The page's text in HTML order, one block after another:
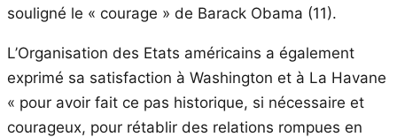
souligné le « courage » de Barack Obama (11).
L’Organisation des Etats américains a également
exprimé sa satisfaction à Washington et à La Havane
« pour avoir fait ce pas historique, si nécessaire et
courageux, pour rétablir des relations rompues en